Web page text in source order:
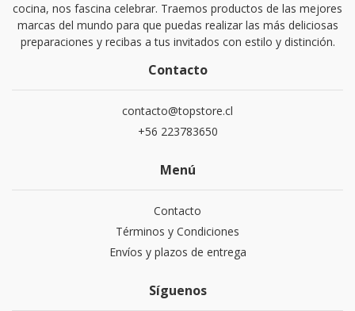
cocina, nos fascina celebrar. Traemos productos de las mejores
marcas del mundo para que puedas realizar las más deliciosas
preparaciones y recibas a tus invitados con estilo y distinción.
Contacto
contacto@topstore.cl
+56 223783650
Menú
Contacto
Términos y Condiciones
Envíos y plazos de entrega
Síguenos